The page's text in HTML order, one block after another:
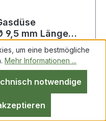
9,5 mm Länge
A.BINZEL für
20
um eine bestmögliche
Mehr Informationen ...
notwendige